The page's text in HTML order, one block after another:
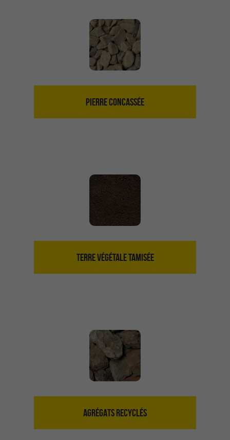
PIERRE CONCASSÉE
TERRE VÉGÉTALE TAMISÉE
AGRÉGATS RECYCLÉS